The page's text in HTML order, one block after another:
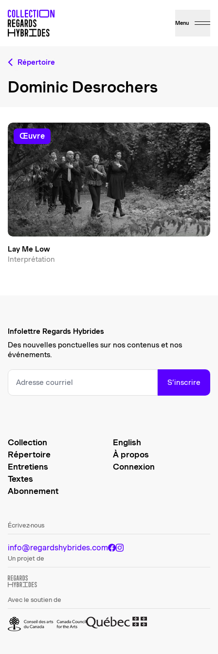
Menu
Répertoire
Dominic Desrochers
œuvre
Lay Me Low
Interprétation
Infolettre Regards Hybrides
Des nouvelles ponctuelles sur nos contenus et nos
événements.
S’inscrire
Collection
Répertoire
Entretiens
Textes
Abonnement
English
À propos
Connexion
Écrivez-nous
info@regardshybrides.com
Un projet de
Avec le soutien de